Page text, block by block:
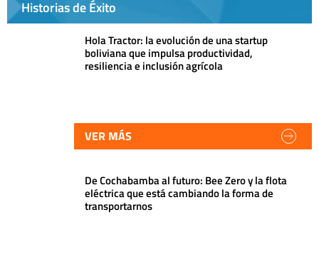
Historias de Éxito
Hola Tractor: la evolución de una startup
boliviana que impulsa productividad,
resiliencia e inclusión agrícola
VER MÁS
De Cochabamba al futuro: Bee Zero y la flota
eléctrica que está cambiando la forma de
transportarnos